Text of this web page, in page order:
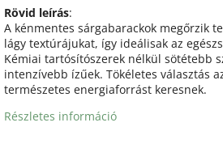
Rövid leírás:
A kénmentes sárgabarackok megőrzik
lágy textúrájukat, így ideálisak az
Kémiai tartósítószerek nélkül sötétebb
intenzívebb ízűek. Tökéletes választás
természetes energiaforrást keresnek.
Részletes információ